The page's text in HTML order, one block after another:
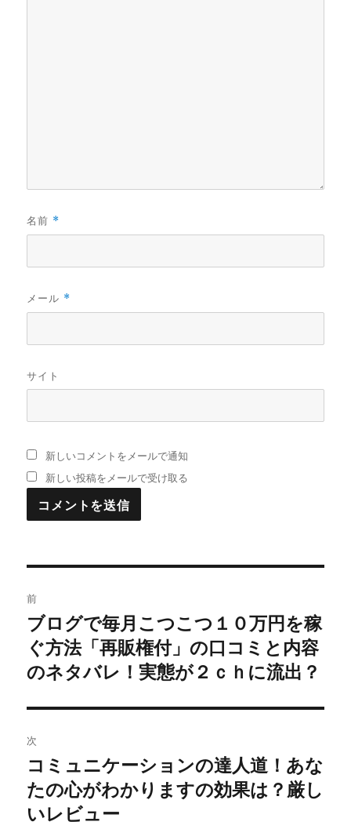
名前 *
メール *
サイト
新しいコメントをメールで通知
新しい投稿をメールで受け取る
稿
ナ
ビ
ゲ
ー
シ
ョ
前
過
去
の
稿:
ブログで毎月こつこつ１０万円を稼
ぐ方法「再販権付」の口コミと内容
のネタバレ！実態が２ｃｈに流出？
次
次
の
投
コミュニケーションの達人道！あな
たの心がわかりますの効果は？厳し
いレビュー